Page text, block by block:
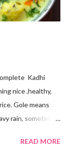
Kadhi
nice ,healthy,
Gole means
rain, sometimes
easily in
READ MORE